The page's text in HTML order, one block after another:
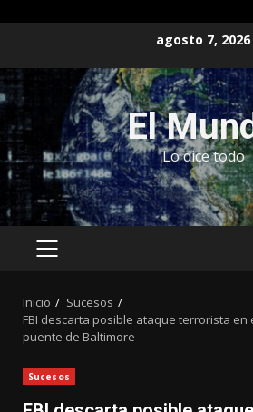
contenido
agosto 7, 2026
El
Lo dice todo
MENÚ
Inicio
Sucesos
FBI descarta posible ataque terrorista en
puente de Baltimore
Sucesos